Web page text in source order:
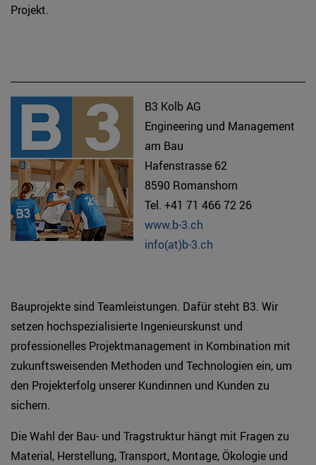
Projekt.
B3 Kolb AG
Engineering und Management
am Bau
Hafenstrasse 62
8590 Romanshorn
Tel. +41 71 466 72 26
www.b-3.ch
info(at)b-3.ch
Bauprojekte sind Teamleistungen. Dafür steht B3. Wir
setzen hochspezialisierte Ingenieurskunst und
professionelles Projektmanagement in Kombination mit
zukunftsweisenden Methoden und Technologien ein, um
den Projekterfolg unserer Kundinnen und Kunden zu
sichern.
Die Wahl der Bau- und Tragstruktur hängt mit Fragen zu
Material, Herstellung, Transport, Montage, Ökologie und